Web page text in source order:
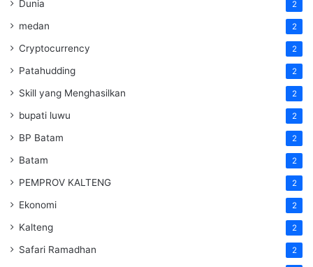
Dunia 2
medan 2
Cryptocurrency 2
Patahudding 2
Skill yang Menghasilkan 2
bupati luwu 2
BP Batam 2
Batam 2
PEMPROV KALTENG 2
Ekonomi 2
Kalteng 2
Safari Ramadhan 2